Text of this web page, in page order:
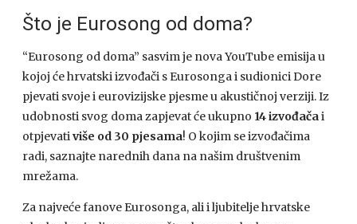
Što je Eurosong od doma?
“Eurosong od doma” sasvim je nova YouTube emisija u
kojoj će hrvatski izvođači s Eurosonga i sudionici Dore
pjevati svoje i eurovizijske pjesme u akustičnoj verziji.Iz
udobnosti svog doma zapjevat će ukupno 14 izvođačai
otpjevativiše od 30 pjesama! O kojim se izvođačima
radi, saznajte narednih dana na našim društvenim
mrežama.
Za najveće fanove Eurosonga, ali i ljubitelje hrvatske